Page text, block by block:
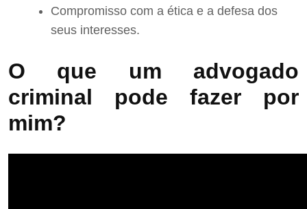
Compromisso com a ética e a defesa dos
seus interesses.
O que um advogado
criminal pode fazer por
mim?